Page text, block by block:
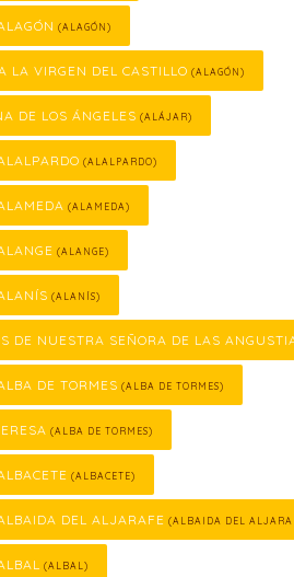
(ALAGÓN)
LA VIRGEN DEL CASTILLO (ALAGÓN)
DE LOS ÁNGELES (ALÁJAR)
(ALALPARDO)
(ALAMEDA)
(ALANGE)
(ALANÍS)
DE NUESTRA SEÑORA DE LAS
DE TORMES (ALBA DE TORMES)
(ALBA DE TORMES)
(ALBACETE)
DEL ALJARAFE (ALBAIDA DEL
(ALBAL)